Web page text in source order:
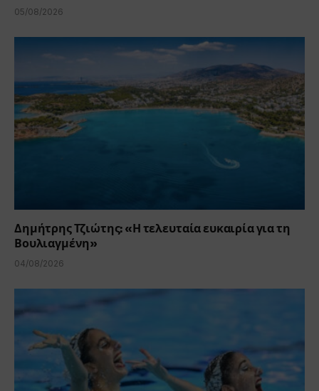
05/08/2026
Δημήτρης Τζιώτης: «Η τελευταία ευκαιρία για τη
Βουλιαγμένη»
04/08/2026